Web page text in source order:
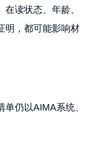
读状态、年龄、
明，都可能影响材
仍以AIMA系统、